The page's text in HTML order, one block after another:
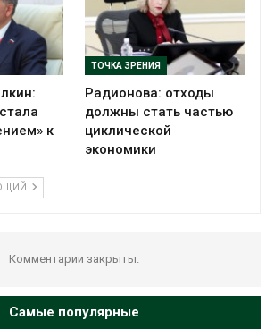
к
ТОЧКА ЗРЕНИЯ
Радионова: отходы
должны стать частью
циклической
экономики
Комментарии закрыты.
Самые популярные